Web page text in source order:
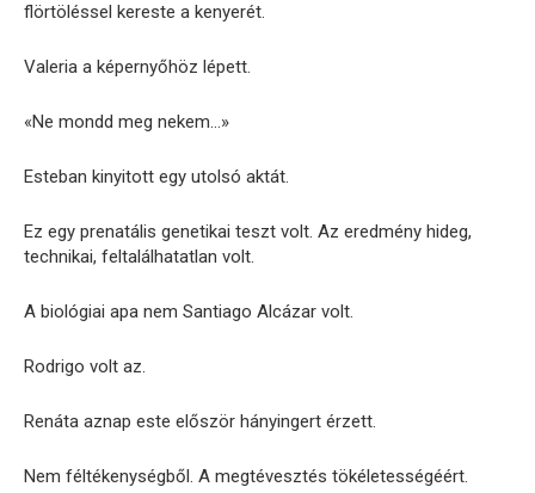
flörtöléssel kereste a kenyerét.
Valeria a képernyőhöz lépett.
«Ne mondd meg nekem…»
Esteban kinyitott egy utolsó aktát.
Ez egy prenatális genetikai teszt volt. Az eredmény hideg,
technikai, feltalálhatatlan volt.
A biológiai apa nem Santiago Alcázar volt.
Rodrigo volt az.
Renáta aznap este először hányingert érzett.
Nem féltékenységből. A megtévesztés tökéletességéért.